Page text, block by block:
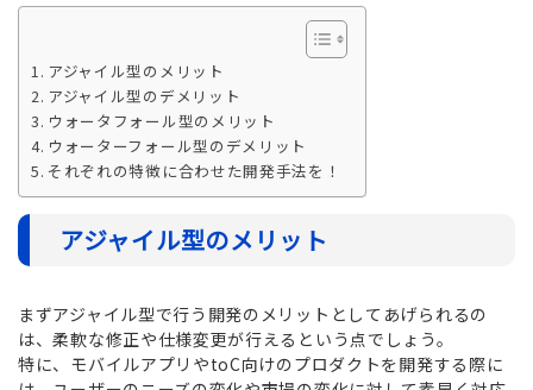
アジャイル型のメリット
アジャイル型のデメリット
ウォータフォール型のメリット
ウォーターフォール型のデメリット
それぞれの特徴に合わせた開発手法を！
アジャイル型のメリット
まずアジャイル型で行う開発のメリットとしてあげられるの
は、柔軟な修正や仕様変更が行えるという点でしょう。
特に、モバイルアプリやtoC向けのプロダクトを開発する際に